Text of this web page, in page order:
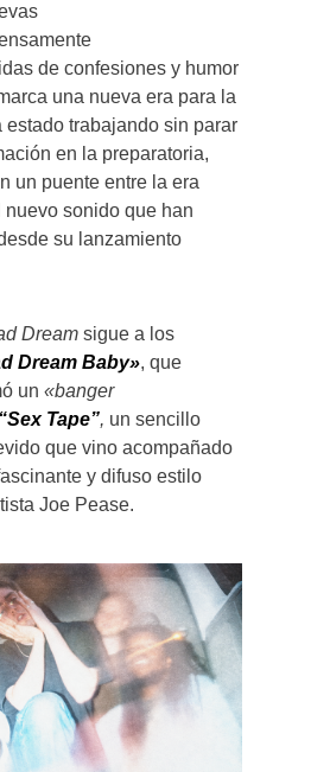
de confesiones y humor
una nueva era para la
estado trabajando sin parar
en la preparatoria,
un puente entre la era
nuevo sonido que han
su lanzamiento
Dream sigue a los
Dream Baby», que
un «banger
“Sex Tape”, un sencillo
que vino acompañado
y difuso estilo
Joe Pease.